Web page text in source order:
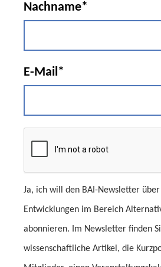
Nachname*
E-Mail*
Ja, ich will den BAI-Newsletter
Entwicklungen im Bereich
abonnieren. Im Newsletter finden
wissenschaftliche Artikel, die